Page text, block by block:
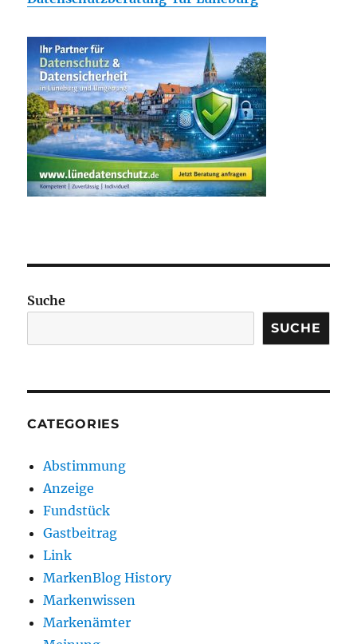
Suche
SUCHE
CATEGORIES
Abstimmung
Anzeige
Fundstück
Gastbeitrag
Link
MarkenBlog History
Markenwissen
Markenämter